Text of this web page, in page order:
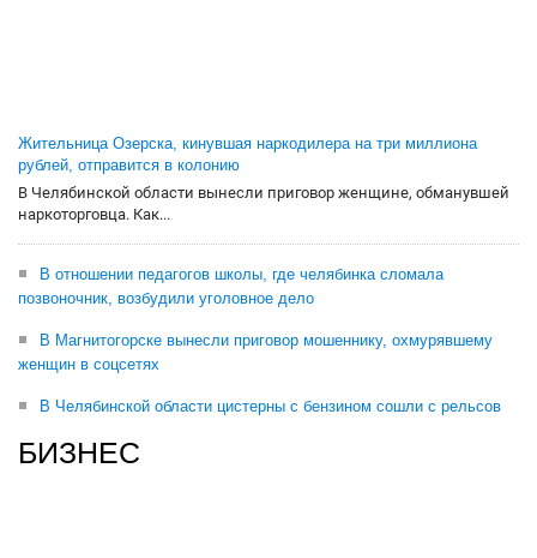
Жительница Озерска, кинувшая наркодилера на три миллиона
рублей, отправится в колонию
В Челябинской области вынесли приговор женщине, обманувшей
наркоторговца. Как...
В отношении педагогов школы, где челябинка сломала
позвоночник, возбудили уголовное дело
В Магнитогорске вынесли приговор мошеннику, охмурявшему
женщин в соцсетях
В Челябинской области цистерны с бензином сошли с рельсов
БИЗНЕС